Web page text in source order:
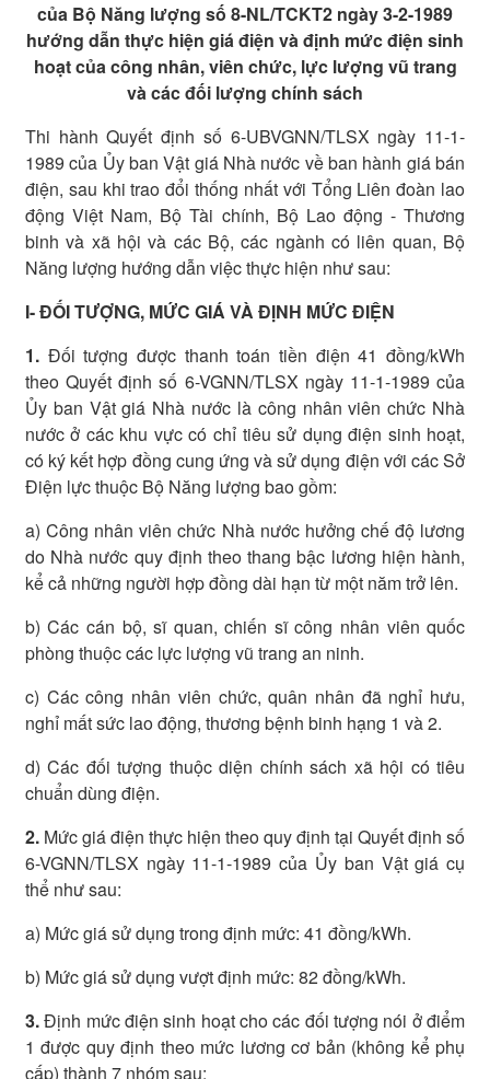
của Bộ Năng lượng số 8-NL/TCKT2 ngày 3-2-1989
hướng dẫn thực hiện giá điện và định mức điện sinh
hoạt của công nhân, viên chức, lực lượng vũ trang
và các đối lượng chính sách
Thi hành Quyết định số 6-UBVGNN/TLSX ngày 11-1-
1989 của Ủy ban Vật giá Nhà nước về ban hành giá bán
điện, sau khi trao đổi thống nhất với Tổng Liên đoàn lao
động Việt Nam, Bộ Tài chính, Bộ Lao động - Thương
binh và xã hội và các Bộ, các ngành có liên quan, Bộ
Năng lượng hướng dẫn việc thực hiện như sau:
I- ĐỐI TƯỢNG, MỨC GIÁ VÀ ĐỊNH MỨC ĐIỆN
1.Đối tượng được thanh toán tiền điện 41 đồng/kWh
theo Quyết định số 6-VGNN/TLSX ngày 11-1-1989 của
Ủy ban Vật giá Nhà nước là công nhân viên chức Nhà
nước ở các khu vực có chỉ tiêu sử dụng điện sinh hoạt,
có ký kết hợp đồng cung ứng và sử dụng điện với các Sở
Điện lực thuộc Bộ Năng lượng bao gồm:
a) Công nhân viên chức Nhà nước hưởng chế độ lương
do Nhà nước quy định theo thang bậc lương hiện hành,
kể cả những người hợp đồng dài hạn từ một năm trở lên.
b) Các cán bộ, sĩ quan, chiến sĩ công nhân viên quốc
phòng thuộc các lực lượng vũ trang an ninh.
c) Các công nhân viên chức, quân nhân đã nghỉ hưu,
nghỉ mất sức lao động, thương bệnh binh hạng 1 và 2.
d) Các đối tượng thuộc diện chính sách xã hội có tiêu
chuẩn dùng điện.
2.Mức giá điện thực hiện theo quy định tại Quyết định số
6-VGNN/TLSX ngày 11-1-1989 của Ủy ban Vật giá cụ
thể như sau:
a) Mức giá sử dụng trong định mức: 41 đồng/kWh.
b) Mức giá sử dụng vượt định mức: 82 đồng/kWh.
3.Định mức điện sinh hoạt cho các đối tượng nói ở điểm
1 được quy định theo mức lương cơ bản (không kể phụ
cấp) thành 7 nhóm sau: